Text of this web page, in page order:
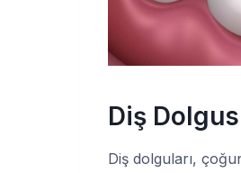
Diş
Diş dolguları,